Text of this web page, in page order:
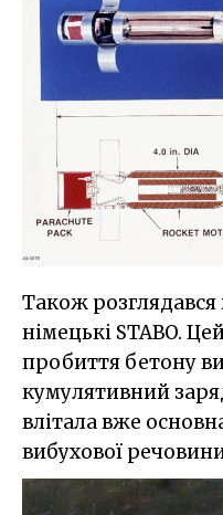
Також розглядався
німецькі STABO.
пробиття бетону
кумулятивний
влітала вже
вибухової